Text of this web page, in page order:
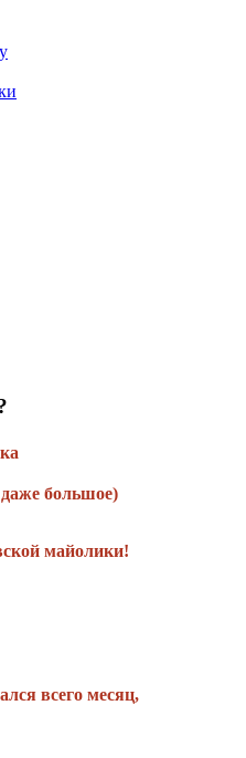
даже большое)
майолики!
всего месяц,